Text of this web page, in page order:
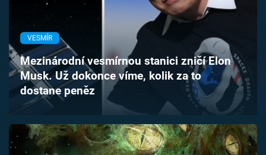
TV Program
Časopis
Sledujte prima+
Přihlášení
VESMÍR
Mezinárodní vesmírnou stanici zničí Elon
Musk. Už dokonce víme, kolik za to
dostane peněz